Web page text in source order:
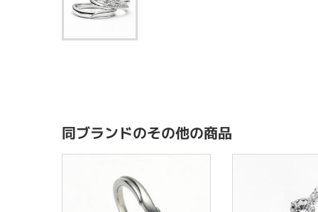
同ブランドのその他の商品